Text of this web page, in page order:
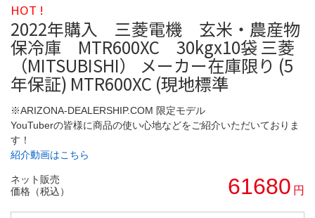
HOT !
2022年購入 三菱電機 玄米・農産物
保冷庫 MTR600XC 30kgx10袋 三菱
（MITSUBISHI） メーカー在庫限り (5
年保証) MTR600XC (現地標準
※ARIZONA-DEALERSHIP.COM 限定モデル
YouTuberの皆様に商品の使い心地などをご紹介いただいておりま
す！
紹介動画はこちら
ネット販売
価格（税込）
61680 円